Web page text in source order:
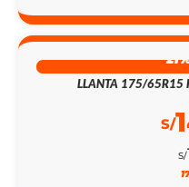
LLANTA 175/65R15
S/
S/